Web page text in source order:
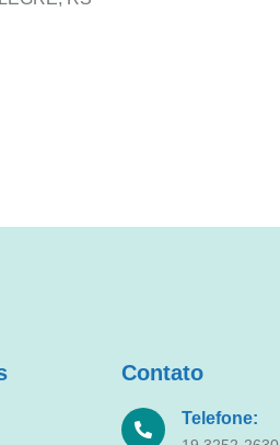
Contato
Telefone: